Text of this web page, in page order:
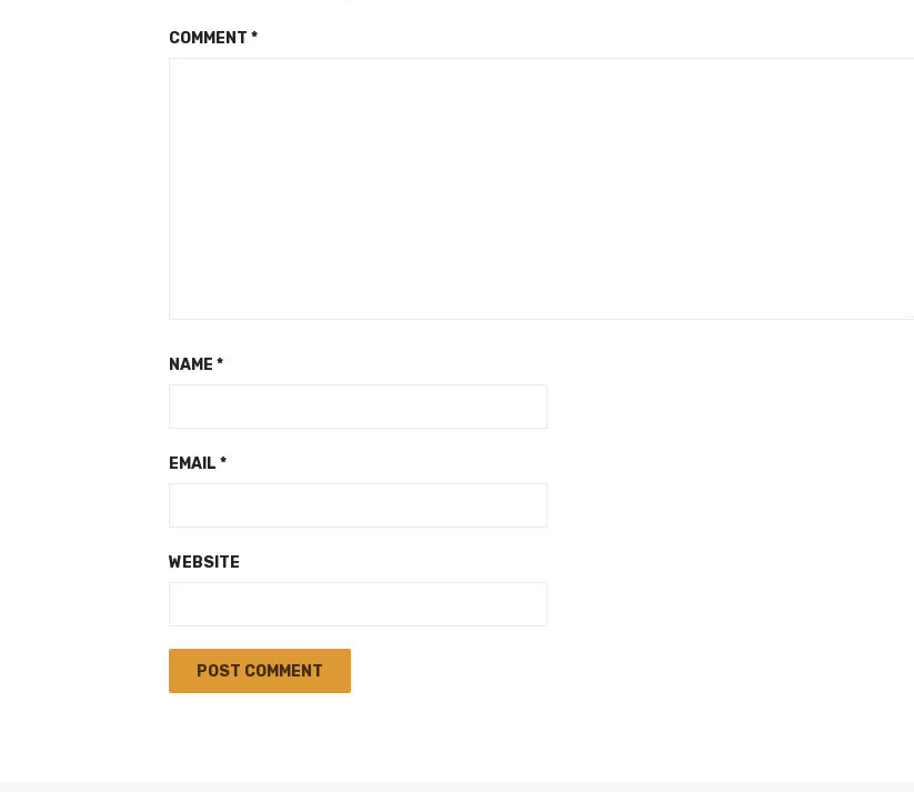
COMMENT *
NAME *
EMAIL *
WEBSITE